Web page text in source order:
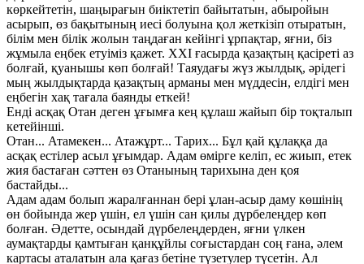
көркейтетін, шаңырағын биіктетіп байытатын, абыройын
асырып, өз бақытының иесі болуына қол жеткізіп отыратын,
білім мен білік жолын таңдаған кейінгі ұрпақтар, яғни, біз
жұмыла еңбек етуіміз қажет. XXI ғасырда қазақтың қасіреті аз
болғай, қуанышы көп болғай! Таяудағы жүз жылдық, әрідегі
мың жылдықтарда қазақтың арманы мен мүддесін, елдігі мен
еңбегін хақ тағала баянды еткей!
Енді асқақ Отан деген ұғымға кең құлаш жайып бір тоқталып
кетейінші.
Отан... Атамекен... Атажұрт... Тарих... Бұл қай құлаққа да
асқақ естілер асыл ұғымдар. Адам өмірге келіп, ес жиып, етек
жия бастаған сәттен өз Отанының тарихына ден қоя
бастайды...
Адам адам болып жаралғаннан бері ұлан-асыр даму көшінің
өн бойында жер үшін, ел үшін сан қилы дүрбелеңдер көп
болған. Әдетте, осындай дүрбелеңдерден, яғни үлкен
аумақтарды қамтыған қанқұйлы соғыстардан соң ғана, әлем
картасы аталатын ала қағаз бетіне түзетулер түсетін. Ал